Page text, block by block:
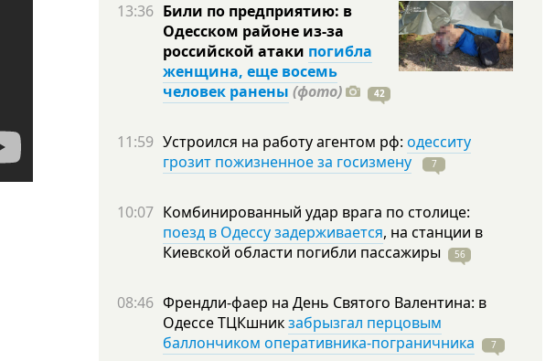
13:36 Били по предприятию: в
Одесском районе из-за
российской атаки погибла
женщина, еще восемь
человек ранены (фото) 42
11:59 Устроился на работу агентом рф: одесситу
грозит пожизненное за госизмену
7
10:07 Комбинированный удар врага по столице:
поезд в Одессу задерживается, на станции в
Киевской области погибли пассажиры 56
08:46 Френдли-фаер на День Святого Валентина: в
Одессе ТЦКшникзабрызгал перцовым
баллончиком оперативника-пограничника
7